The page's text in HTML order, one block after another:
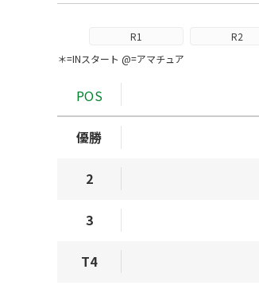
R1 R2
＊=INスタート @=アマチュア
POS
優勝
2
3
T4